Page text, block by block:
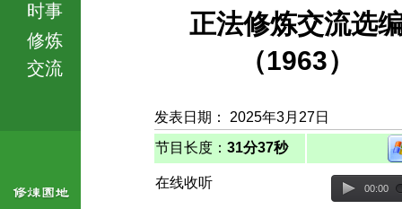
时事
修炼
交流
正法修炼交流选
（1963）
发表日期： 2025年3月27日
节目长度： 31分37秒
在线收听 00:00